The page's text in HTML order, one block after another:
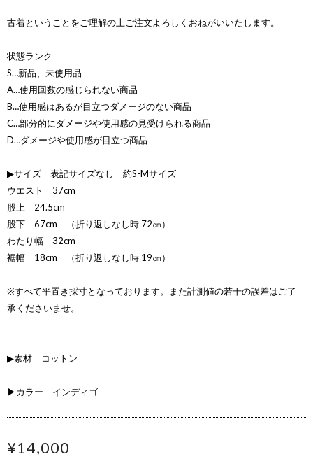
古着ということをご理解の上ご注文よろしくおねがいいたします。
状態ランク
S…新品、未使用品
A…使用回数の感じられない商品
B…使用感はあるが目立つダメージのない商品
C…部分的にダメージや使用感の見受けられる商品
D…ダメージや使用感が目立つ商品
▶サイズ 表記サイズなし 約S-Mサイズ
ウエスト 37cm
股上 24.5cm
股下 67cm （折り返しなし時 72㎝）
わたり幅 32cm
裾幅 18cm （折り返しなし時 19㎝）
※すべて平置き採寸となっております。また計測値の若干の誤差はご了
承くださいませ。
▶素材 コットン
▶カラー インディゴ
¥14,000